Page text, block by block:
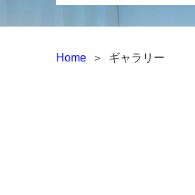
Home ＞ ギャラリー